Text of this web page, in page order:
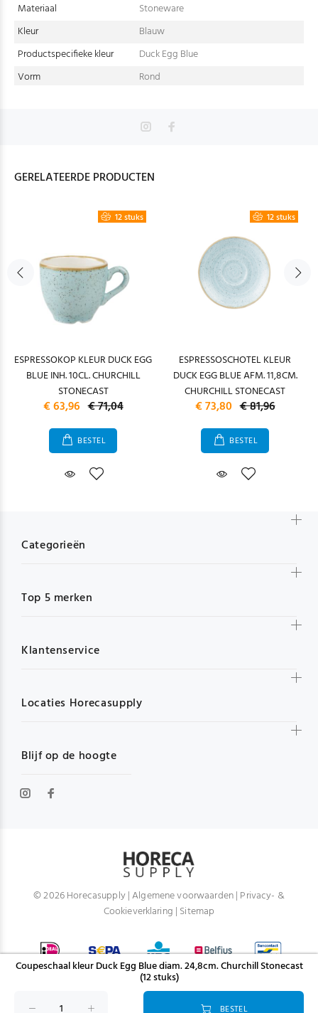
Materiaal
Stoneware
Kleur
Blauw
Productspecifieke kleur
Duck Egg Blue
Vorm
Rond
GERELATEERDE PRODUCTEN
12 stuks
ESPRESSOKOP KLEUR DUCK EGG
BLUE INH. 10CL. CHURCHILL
STONECAST
€ 63,96 € 71,04
BESTEL
12 stuks
ESPRESSOSCHOTEL KLEUR
DUCK EGG BLUE AFM. 11,8CM.
CHURCHILL STONECAST
€ 73,80 € 81,96
BESTEL
Coupeschaal kleur Duck Egg Blue diam. 24,8cm. Churchill Stonecast
(12 stuks)
BESTEL
Blijf op de hoogte
Categorieën
Top 5 merken
Klantenservice
Locaties Horecasupply
© 2026 Horecasupply |Algemene voorwaarden| Privacy- &
Cookieverklaring | Sitemap